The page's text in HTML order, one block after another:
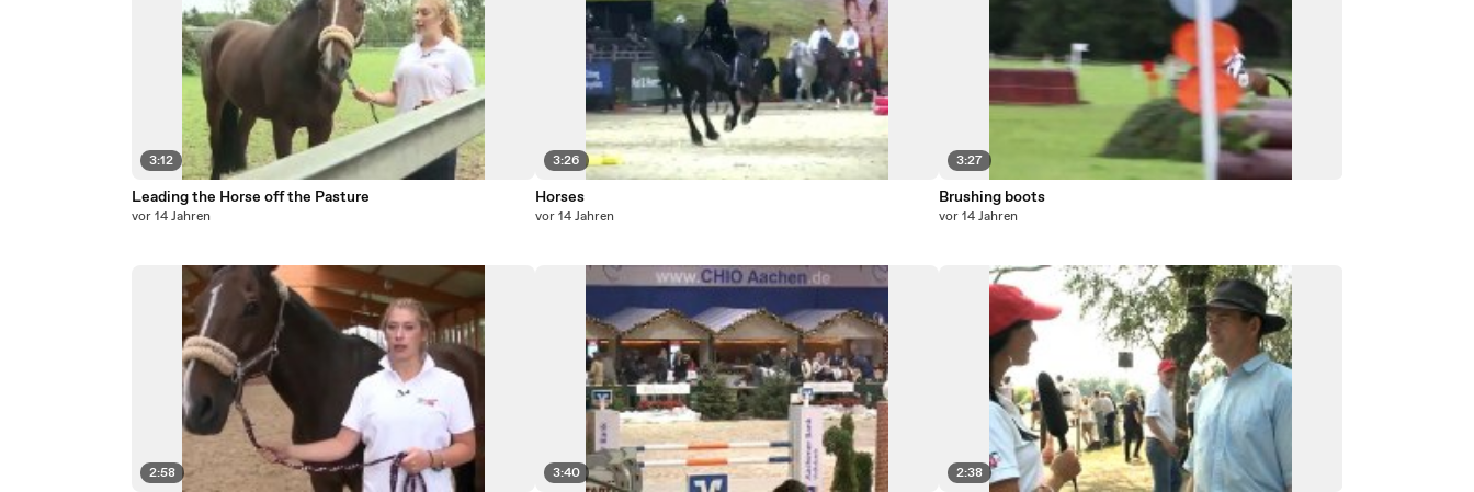
3:12
Leading the Horse off the Pasture
vor 14 Jahren
2:58
3:26
Horses
vor 14 Jahren
3:40
3:27
Brushing boots
vor 14 Jahren
2:38